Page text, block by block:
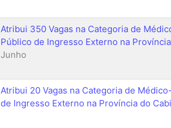
Atribui 350 Vagas na Categoria de
Público de Ingresso Externo na
Junho
Atribui 20 Vagas na Categoria de
de Ingresso Externo na Província do